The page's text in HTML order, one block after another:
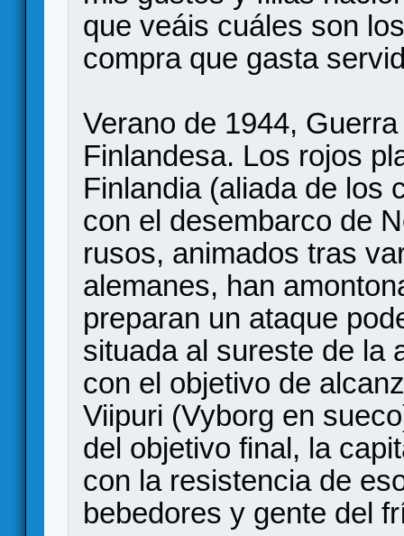
que veáis cuáles son
compra que gasta
Verano de 1944,
Finlandesa. Los rojos
Finlandia (aliada de los
con el desembarco de
rusos, animados tras
alemanes, han
preparan un ataque
situada al sureste de la
con el objetivo de
Viipuri (Vyborg en
del objetivo final, la
con la resistencia de
bebedores y gente del